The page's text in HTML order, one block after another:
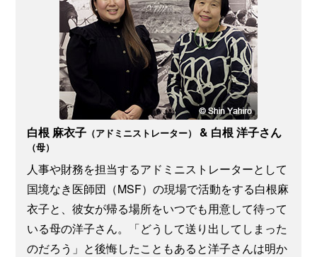
白根 麻衣子 （アドミニストレーター） & 白根 洋子さん
（母）
人事や財務を担当するアドミニストレーターとして
国境なき医師団（MSF）の現場で活動をする白根麻
衣子と、彼女が帰る場所をいつでも用意して待って
いる母の洋子さん。「どうして送り出してしまった
のだろう」と後悔したこともあると洋子さんは明か